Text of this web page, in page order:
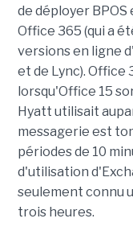
de déployer
Office 365 (qui a
versions en ligne
et de Lync). Office
lorsqu'Office 15
Hyatt utilisait
messagerie est
périodes de 10
d'utilisation
seulement connu
trois heures.